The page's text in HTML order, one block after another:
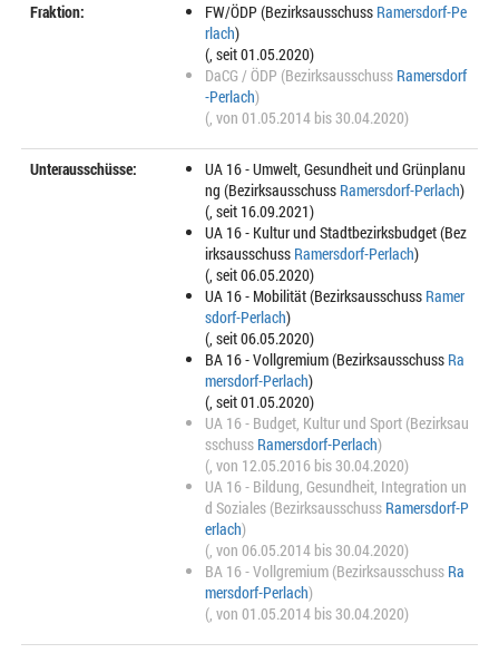
Fraktion: FW/ÖDP (Bezirksausschuss Ramersdorf-Pe
rlach)
(, seit 01.05.2020)
DaCG / ÖDP (Bezirksausschuss Ramersdorf
-Perlach)
(, von 01.05.2014 bis 30.04.2020)
Unterausschüsse:
UA 16 - Umwelt, Gesundheit und Grünplanu
ng (Bezirksausschuss Ramersdorf-Perlach)
(, seit 16.09.2021)
UA 16 - Kultur und Stadtbezirksbudget (Bez
irksausschuss Ramersdorf-Perlach)
(, seit 06.05.2020)
UA 16 - Mobilität (Bezirksausschuss Ramer
sdorf-Perlach)
(, seit 06.05.2020)
BA 16 - Vollgremium (Bezirksausschuss Ra
mersdorf-Perlach)
(, seit 01.05.2020)
UA 16 - Budget, Kultur und Sport (Bezirksau
sschuss Ramersdorf-Perlach)
(, von 12.05.2016 bis 30.04.2020)
UA 16 - Bildung, Gesundheit, Integration un
d Soziales (Bezirksausschuss Ramersdorf-P
erlach)
(, von 06.05.2014 bis 30.04.2020)
BA 16 - Vollgremium (Bezirksausschuss Ra
mersdorf-Perlach)
(, von 01.05.2014 bis 30.04.2020)